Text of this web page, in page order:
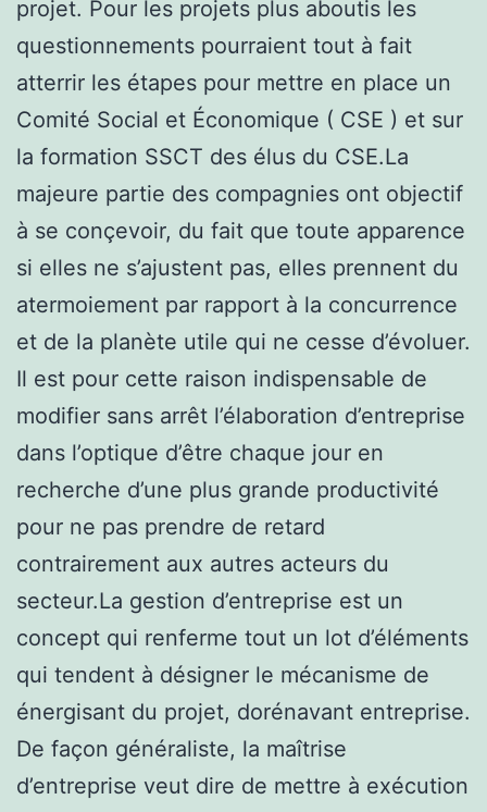
projet. Pour les projets plus aboutis les
questionnements pourraient tout à fait
atterrir les étapes pour mettre en place un
Comité Social et Économique ( CSE ) et sur
la formation SSCT des élus du CSE.La
majeure partie des compagnies ont objectif
à se conçevoir, du fait que toute apparence
si elles ne s’ajustent pas, elles prennent du
atermoiement par rapport à la concurrence
et de la planète utile qui ne cesse d’évoluer.
Il est pour cette raison indispensable de
modifier sans arrêt l’élaboration d’entreprise
dans l’optique d’être chaque jour en
recherche d’une plus grande productivité
pour ne pas prendre de retard
contrairement aux autres acteurs du
secteur.La gestion d’entreprise est un
concept qui renferme tout un lot d’éléments
qui tendent à désigner le mécanisme de
énergisant du projet, dorénavant entreprise.
De façon généraliste, la maîtrise
d’entreprise veut dire de mettre à exécution